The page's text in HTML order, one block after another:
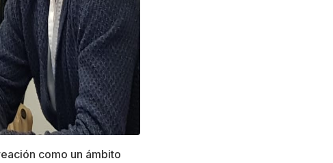
como un ámbito